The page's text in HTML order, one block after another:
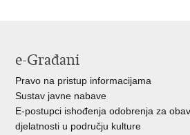
e-Građani
Pravo na pristup informacijama
Sustav javne nabave
E-postupci ishođenja odobrenja za
djelatnosti u području kulture